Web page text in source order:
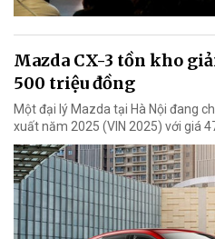
Mazda CX-3 tồn kho
500 triệu đồng
Một đại lý Mazda tại Hà Nội đang
xuất năm 2025 (VIN 2025) với giá